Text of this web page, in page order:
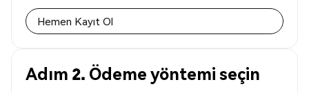
Hemen Kayıt Ol
Adım 2. Ödeme yöntemi seçin